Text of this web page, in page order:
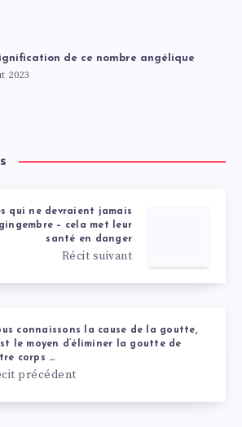
de ce nombre angélique
2023
qui ne devraient jamais
– cela met leur
santé en danger
Récit suivant
connaissons la cause de la goutte,
le moyen d’éliminer la goutte de
corps …
précédent